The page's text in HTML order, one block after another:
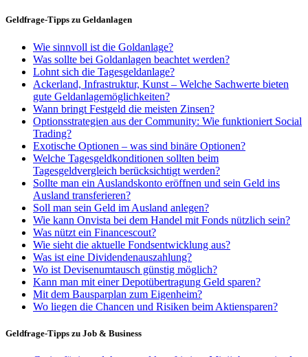
Geldfrage-Tipps zu Geldanlagen
Wie sinnvoll ist die Goldanlage?
Was sollte bei Goldanlagen beachtet werden?
Lohnt sich die Tagesgeldanlage?
Ackerland, Infrastruktur, Kunst – Welche Sachwerte bieten
gute Geldanlagemöglichkeiten?
Wann bringt Festgeld die meisten Zinsen?
Optionsstrategien aus der Community: Wie funktioniert Social
Trading?
Exotische Optionen – was sind binäre Optionen?
Welche Tagesgeldkonditionen sollten beim
Tagesgeldvergleich berücksichtigt werden?
Sollte man ein Auslandskonto eröffnen und sein Geld ins
Ausland transferieren?
Soll man sein Geld im Ausland anlegen?
Wie kann Onvista bei dem Handel mit Fonds nützlich sein?
Was nützt ein Financescout?
Wie sieht die aktuelle Fondsentwicklung aus?
Was ist eine Dividendenauszahlung?
Wo ist Devisenumtausch günstig möglich?
Kann man mit einer Depotübertragung Geld sparen?
Mit dem Bausparplan zum Eigenheim?
Wo liegen die Chancen und Risiken beim Aktiensparen?
Geldfrage-Tipps zu Job & Business